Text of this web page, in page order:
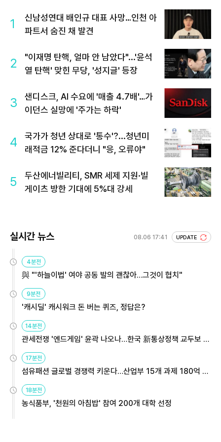
1
신남성연대 배인규 대표 사망…인천 아
파트서 숨진 채 발견
2
"이재명 탄핵, 얼마 안 남았다"...'윤석
열 탄핵' 맞힌 무당, '성지글' 등장
3
샌디스크, AI 수요에 '매출 4.7배'…가
이던스 실망에 '주가는 하락'
4
국가가 청년 상대로 '통수'?...청년미
래적금 12% 준다더니 "응, 오류야"
5
두산에너빌리티, SMR 세제 지원·빌
게이츠 방한 기대에 5%대 강세
실시간 뉴스 08.06 17:41 UPDATE
4분전
與 "'하늘이법' 여야 공동 발의 괜찮아…그것이 협치"
9분전
'캐시딜' 캐시워크 돈 버는 퀴즈, 정답은?
14분전
관세전쟁 '엔드게임' 윤곽 나오나…한국 新통상정책 교두보 활
용해야
17분전
섬유패션 글로벌 경쟁력 키운다…산업부 15개 과제 180억 지
원
18분전
농식품부, '천원의 아침밥' 참여 200개 대학 선정